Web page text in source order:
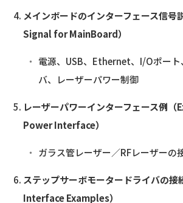
メインボードのインターフェース信
Signal for MainBoard）
電源、USB、Ethernet、I/Oポート
バ、レーザーパワー制御
レーザーパワーインターフェース例
Power Interface）
ガラス管レーザー／RFレーザーの
ステップサーボモータードライバの
Interface Examples）